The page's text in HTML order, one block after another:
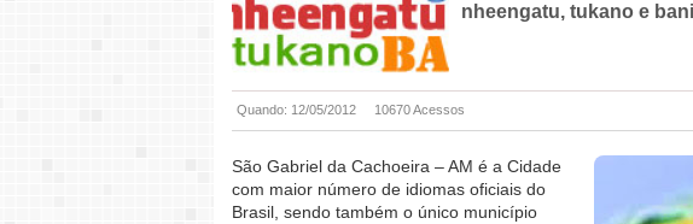
nheengatu, tukano e
Quando: 12/05/2012 10670 Acessos
São Gabriel da Cachoeira – AM é a Cidade
com maior número de idiomas oficiais do
Brasil, sendo também o único município